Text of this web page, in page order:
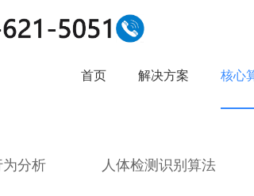
首页 解决方案 核心
为分析 人体检测识别算法